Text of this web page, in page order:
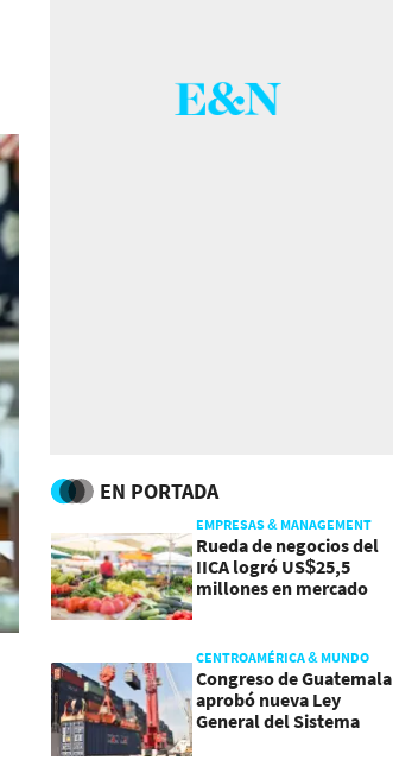
EN PORTADA
EMPRESAS & MANAGEMENT
Rueda de negocios del
IICA logró US$25,5
millones en mercado
CENTROAMÉRICA & MUNDO
Congreso de Guatemala
aprobó nueva Ley
General del Sistema